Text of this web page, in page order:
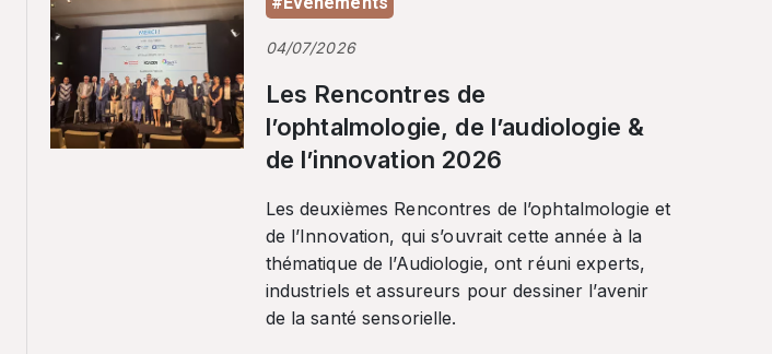
04/07/2026
Les Rencontres de
l’ophtalmologie, de l’audiologie &
de l’innovation 2026
Les deuxièmes Rencontres de l’ophtalmologie et
de l’Innovation, qui s’ouvrait cette année à la
thématique de l’Audiologie, ont réuni experts,
industriels et assureurs pour dessiner l’avenir
de la santé sensorielle.